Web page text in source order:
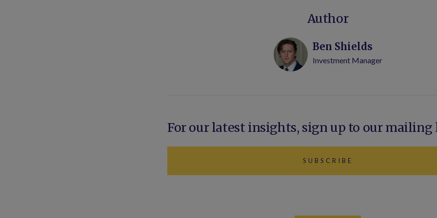
Author
Ben Shields
Investment Manager
For our latest insights, sign up to our mailing
SUBSCRIBE